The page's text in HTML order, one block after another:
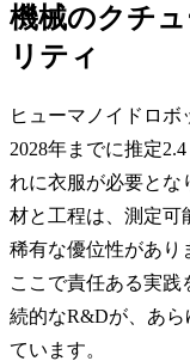
機械のクチ
リティ
ヒューマノイドロボ
2028年までに推定
れに衣服が必要とな
材と工程は、測定可
稀有な優位性があり
ここで責任ある実践
続的なR&Dが、あら
ています。